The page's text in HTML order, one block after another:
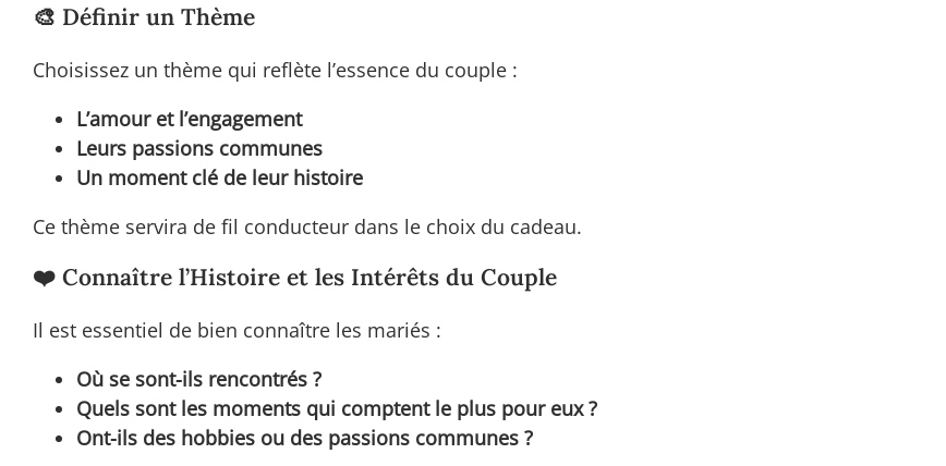
🎨 Définir un Thème
Choisissez un thème qui reflète l’essence du couple :
L’amour et l’engagement
Leurs passions communes
Un moment clé de leur histoire
Ce thème servira de fil conducteur dans le choix du cadeau.
❤️ Connaître l’Histoire et les Intérêts du Couple
Il est essentiel de bien connaître les mariés :
Où se sont-ils rencontrés ?
Quels sont les moments qui comptent le plus pour eux ?
Ont-ils des hobbies ou des passions communes ?